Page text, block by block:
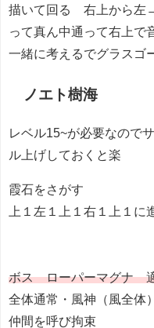
描いて回る 右上から左
って真ん中通って右上で
一緒に考えるでグラスゴ
ノエト樹海
レベル15~が必要なので
ル上げしておくと楽
霞石をさがす
上１左１上１右１上１に
ボス ローパーマグナ
全体通常・風神（風全体
仲間を呼び拘束